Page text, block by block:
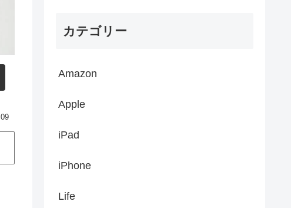
カテゴリー
Amazon
Apple
iPad
iPhone
Life